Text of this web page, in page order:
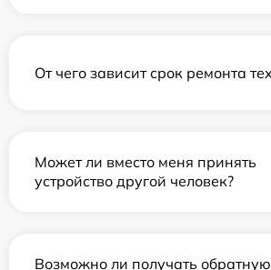
От чего зависит срок ремонта
Может ли вместо меня принять
устройство другой человек?
Возможно ли получать обратную